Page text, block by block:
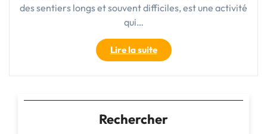
des sentiers longs et souvent difficiles, est une activité
qui…
Lire la suite"À
la
Découverte
Sentiers
:
L’Art
Rechercher